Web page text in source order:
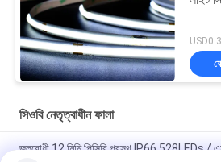
সিওবি নেতৃত্বাধীন ফালা
জলরোধী 12 মিমি পিসিবি প্রস্থ IP66 528LEDs /